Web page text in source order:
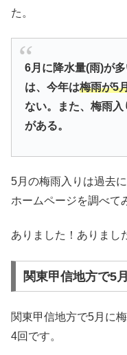
た。
6月に降水量(雨)が
は、今年は梅雨が5
ない。また、梅雨入
がある。
5月の梅雨入りは過去
ホームページを調べて
ありました！ありまし
関東甲信地方で5
関東甲信地方で5月に
4回です。